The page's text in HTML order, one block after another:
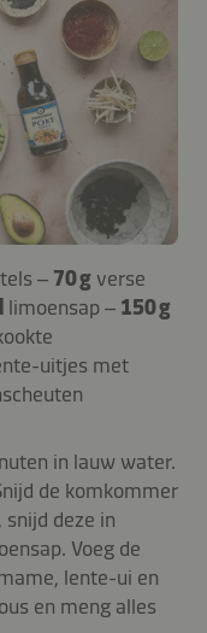
– 70 g verse
limoensap – 150 g
uitjes met
in lauw water.
de komkommer
snijd deze in
Voeg de
lente-ui en
en meng alles